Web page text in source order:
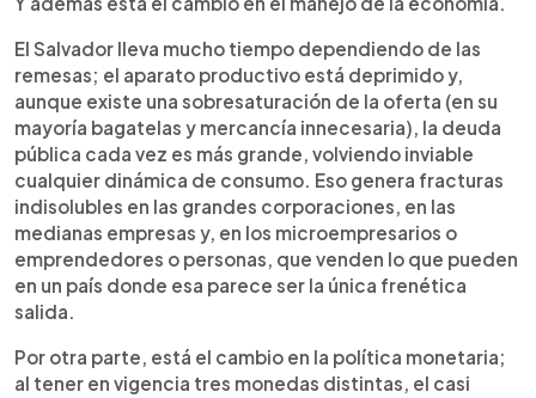
El Salvador lleva mucho tiempo dependiendo de las
remesas; el aparato productivo está deprimido y,
aunque existe una sobresaturación de la oferta (en su
mayoría bagatelas y mercancía innecesaria), la deuda
pública cada vez es más grande, volviendo inviable
cualquier dinámica de consumo. Eso genera fracturas
indisolubles en las grandes corporaciones, en las
medianas empresas y, en los microempresarios o
emprendedores o personas, que venden lo que pueden
en un país donde esa parece ser la única frenética
salida.
Por otra parte, está el cambio en la política monetaria;
al tener en vigencia tres monedas distintas, el casi